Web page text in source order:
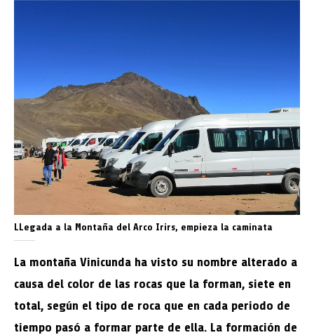
LLegada a la Montaña del Arco Irirs, empieza la caminata
La montaña Vinicunda ha visto su nombre alterado a
causa del color de las rocas que la forman, siete en
total, según el tipo de roca que en cada periodo de
tiempo pasó a formar parte de ella. La formación de